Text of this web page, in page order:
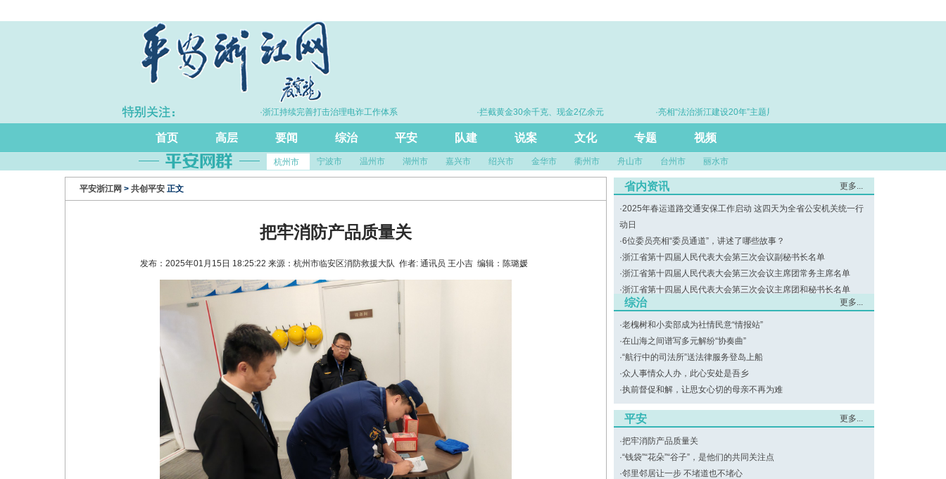
·上半年浙江GDP同比增长5.7% ·浙江持续完善打击治理电诈工作体系 ·拦截黄金30余千克、现金2亿余元
·亮相“法治浙江建设20年”主题展 浙江打造的这把“标
首页 高层 要闻 综治 平安 队建 说案 文化 专题 视频
杭州市 宁波市 温州市 湖州市 嘉兴市 绍兴市 金华市 衢州市 舟山市 台州市 丽水市
平安浙江网 > 共创平安 正文
把牢消防产品质量关
发布：2025年01月15日 18:25:22 来源：杭州市临安区消防救援大队 作者: 通讯员 王小吉 编辑：陈璐媛
省内资讯 更多...
·2025年春运道路交通安保工作启动 这四天为全省公安机关统一行
动日
·6位委员亮相“委员通道”，讲述了哪些故事？
·浙江省第十四届人民代表大会第三次会议副秘书长名单
·浙江省第十四届人民代表大会第三次会议主席团常务主席名单
·浙江省第十四届人民代表大会第三次会议主席团和秘书长名单
综治 更多...
·老槐树和小卖部成为社情民意“情报站”
·在山海之间谱写多元解纷“协奏曲”
·“航行中的司法所”送法律服务登岛上船
·众人事情众人办，此心安处是吾乡
·执前督促和解，让思女心切的母亲不再为难
平安 更多...
·把牢消防产品质量关
·“钱袋”“花朵”“谷子”，是他们的共同关注点
·邻里邻居让一步 不堵道也不堵心